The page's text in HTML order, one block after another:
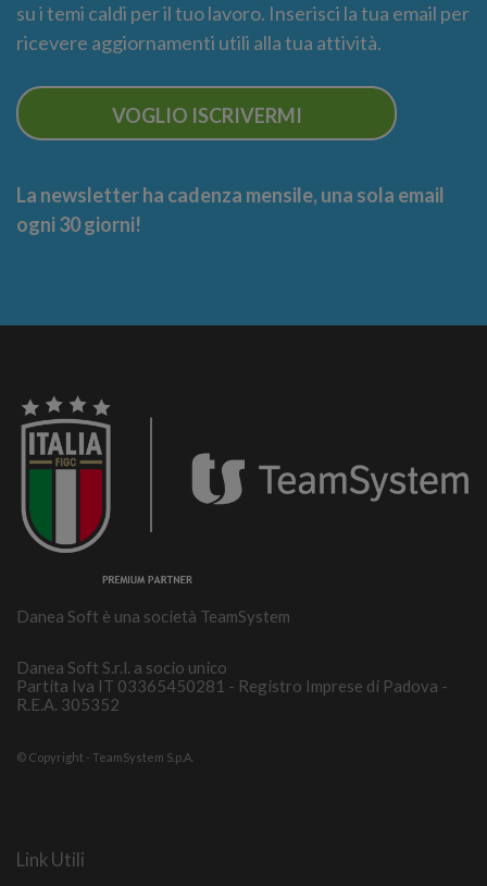
su i temi caldi per il tuo lavoro. Inserisci la tua email per
ricevere aggiornamenti utili alla tua attività.
VOGLIO ISCRIVERMI
La newsletter ha cadenza mensile, una sola email
ogni 30 giorni!
Danea Soft è una società TeamSystem
Danea Soft S.r.l. a socio unico
Partita Iva IT 03365450281 - Registro Imprese di Padova -
R.E.A. 305352
© Copyright - TeamSystem S.p.A.
Link Utili